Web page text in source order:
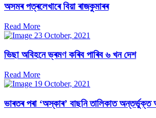
অসমৰ পত্ৰলেখাৰে বিয়া ৰাজকুমাৰৰ
Read More
23 October, 2021
ভিছা অবিহনে ভ্ৰমণ কৰিব পাৰিব ৬ খন দেশ
Read More
19 October, 2021
ভাৰতৰ পৰা ‘অস্কাৰ’ বাছনি তালিকাত অন্তৰ্ভুক্ত